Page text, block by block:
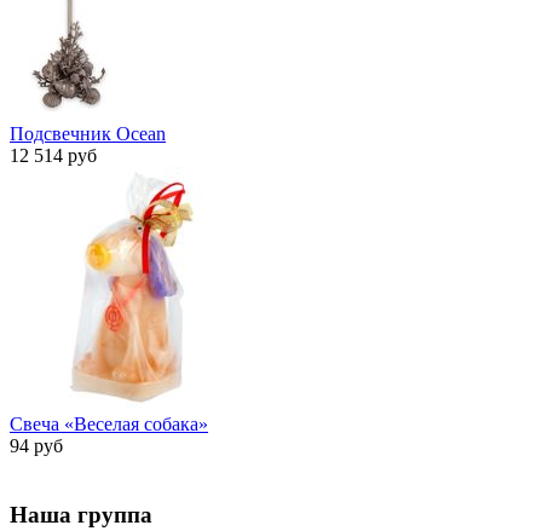
Подсвечник Ocean
12 514 руб
Свеча «Веселая собака»
94 руб
Наша группа